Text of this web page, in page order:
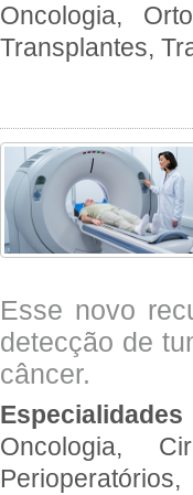
Oncologia,
Transplantes,
Esse novo
detecção de
câncer.
Oncologia,